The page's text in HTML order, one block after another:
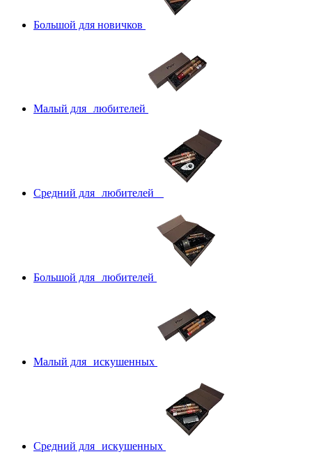
Большой для новичков
Малый для любителей
Средний для любителей
Большой для любителей
Малый для искушенных
Средний для искушенных